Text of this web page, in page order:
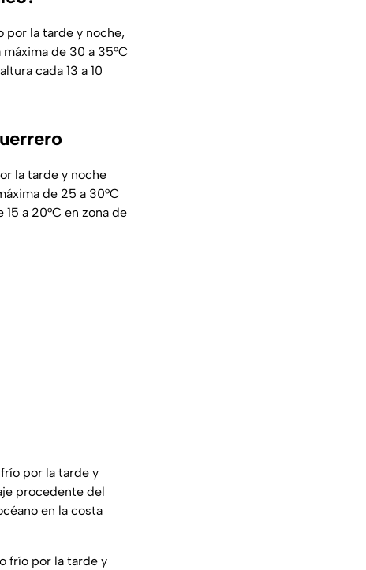
por la tarde y noche,
de 30 a 35°C
cada 13 a 10
la tarde y noche
de 25 a 30°C
a 20°C en zona de
por la tarde y
procedente del
en la costa
frío por la tarde y